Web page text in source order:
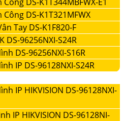
Công DS-K1T321MFWX
Tay DS-K1F820-F
DS-96256NXI-S24R
DS-96256NXI-S16R
IP DS-96128NXI-S24R
IP HIKVISION DS-96128NXI-
IP HIKVISION DS-96128NI-